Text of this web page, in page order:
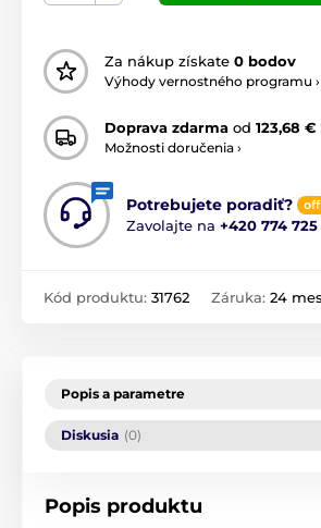
Za nákup získate 0 bodov
Výhody vernostného programu ›
Doprava zdarma od 123,68 €
Možnosti doručenia ›
Potrebujete poradiť?
Zavolajte na +420 774 725
Kód produktu: 31762 Záruka: 24
Popis a parametre
Diskusia (0)
Popis produktu